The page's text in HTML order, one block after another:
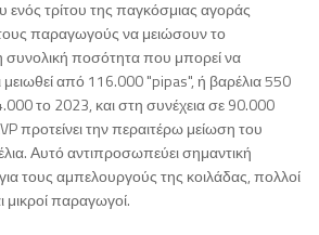
τρίτου της παγκόσμιας αγοράς
παραγωγούς να μειώσουν το
ποσότητα που μπορεί να
μειωθεί από 116.000 "pipas", ή βαρέλια 550
το 2023, και στη συνέχεια σε 90.000
προτείνει την περαιτέρω μείωση του
Αυτό αντιπροσωπεύει σημαντική
τους αμπελουργούς της κοιλάδας, πολλοί
μικροί παραγωγοί.